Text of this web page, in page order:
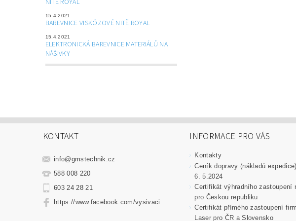
15.4.2021
BAREVNICE VISKÓZOVÉ NITĚ ROYAL
15.4.2021
ELEKTRONICKÁ BAREVNICE MATERIÁLŮ NA
NÁŠIVKY
KONTAKT
info@gmstechnik.cz
588 008 220
603 24 28 21
https://www.facebook.com/vysivaci
INFORMACE PRO VÁS
Kontakty
Ceník dopravy (nákladů
6. 5.2024
Certifikát výhradního zastoupení
pro Českou republiku
Certifikát přímého zastoupení
Laser pro ČR a Slovensko